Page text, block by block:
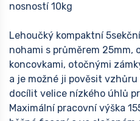
nosností 10kg
Lehoučký kompaktní
nohami s průměrem 25mm,
koncovkami, otočnými
a je možné ji pověsit
docílit velice nízkého úhlů
Maximální pracovní výška